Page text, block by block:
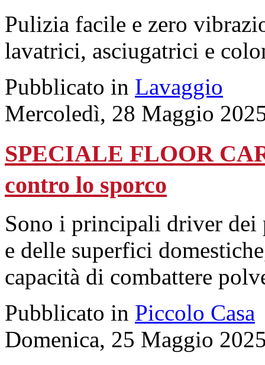
Pulizia facile e zero
lavatrici, asciugatrici e
Pubblicato in Lavaggio
Mercoledì, 28 Maggio
SPECIALE FLOOR
contro lo sporco
Sono i principali driver dei
e delle superfici
capacità di combattere
Pubblicato in Piccolo Casa
Domenica, 25 Maggio